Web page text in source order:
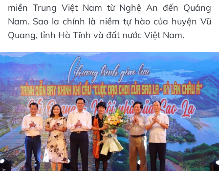
miền Trung Việt Nam từ Nghệ An đến Quảng
Nam. Sao la chính là niềm tự hào của huyện Vũ
Quang, tỉnh Hà Tĩnh và đất nước Việt Nam.